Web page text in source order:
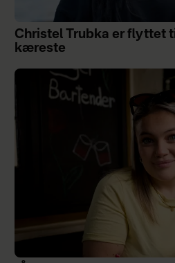
Christel Trubka er flyttet
kæreste